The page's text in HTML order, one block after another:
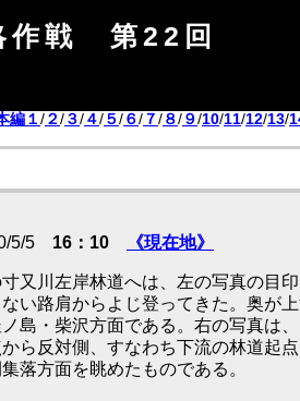
作戦 第22回
編１/２/３/４/５/６/７/８/９/10/11/12/13/
5/5 16：10 《現在地》
寸又川左岸林道へは、左の写真の目印
い路肩からよじ登ってきた。奥が
島・柴沢方面である。右の写真は、
ら反対側、すなわち下流の林道起点
落方面を眺めたものである。